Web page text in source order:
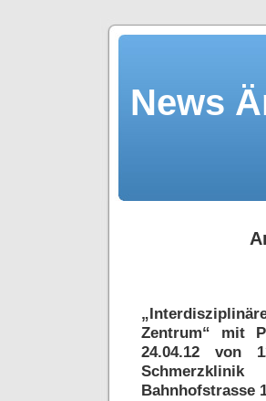
News
Zentrum“ mit
24.04.12 von
Bahnhofstrasse